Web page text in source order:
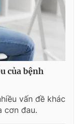
của bệnh
vấn đề khác
cơn đau.